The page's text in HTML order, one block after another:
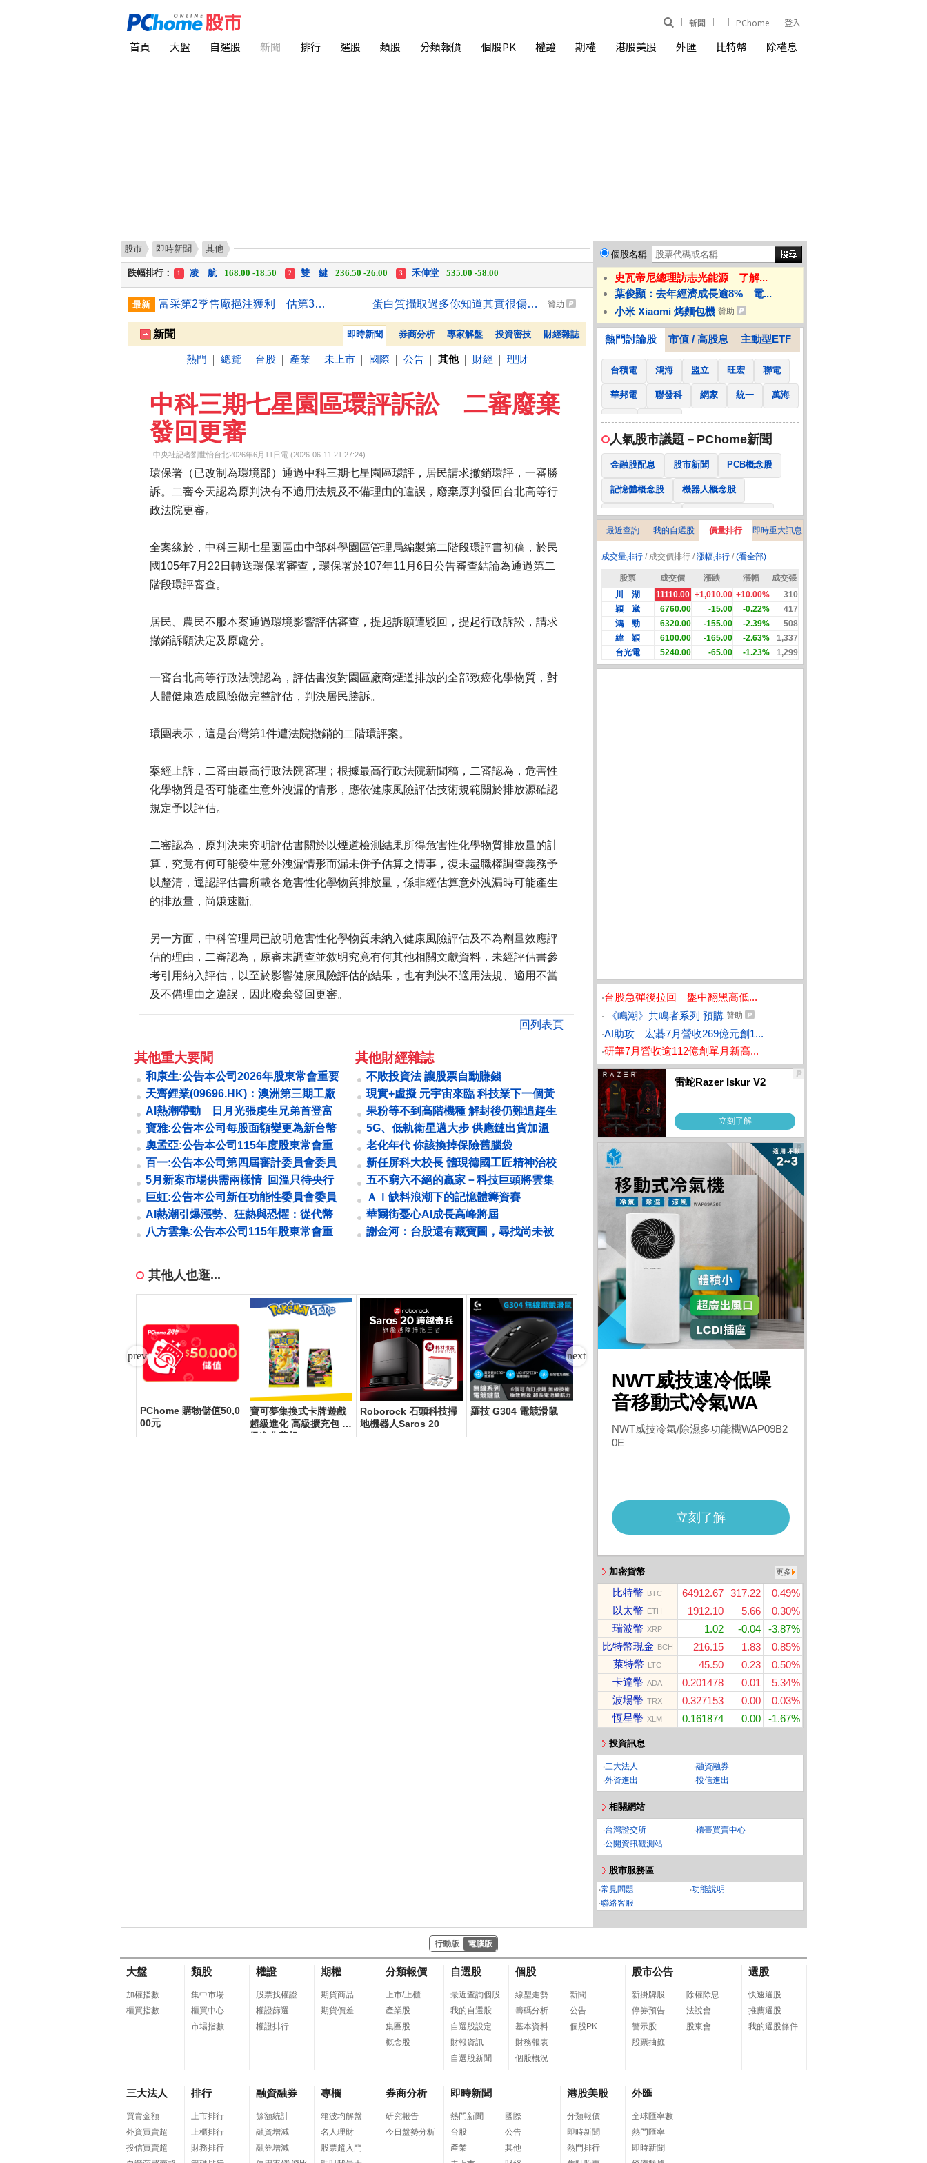
新聞 PChome 登入
首頁 大盤 自選股 新聞 排行 選股 類股 分類報價 個股PK 權證 期權 港股美股 外匯 比特幣 除權息
股市 即時新聞 其他
漲幅排行： 1 川 湖11,110.00 +1,010.00 中化生35.75 +3.25 柏 騰28.15 +2.55
跌幅排行：
1 凌 航 168.00 -18.50 2 雙 鍵 236.50 -26.00 3 禾伸堂
535.00 -58.00
跌停排行：
最新 富采第2季售廠挹注獲利 估第3季營收下滑 蛋白質攝取過多你知道其實很傷身嗎 贊助
熱門 京鼎啟動泰國二期投資計畫 斥資2.34億美元擴廠 蛋白質攝取過多你知道其實很傷身嗎
贊助
新聞 即時新聞 券商分析 專家解盤 投資密技 財經雜誌
熱門 總覽 台股 產業 未上市 國際 公告 其他 財經 理財
中科三期七星園區環評訴訟 二審廢棄
發回更審
中央社記者劉世怡台北2026年6月11日電 (2026-06-11 21:27:24)
環保署（已改制為環境部）通過中科三期七星園區環評，居民請求撤銷環評，一審勝
訴。二審今天認為原判決有不適用法規及不備理由的違誤，廢棄原判發回台北高等行
政法院更審。
全案緣於，中科三期七星園區由中部科學園區管理局編製第二階段環評書初稿，於民
國105年7月22日轉送環保署審查，環保署於107年11月6日公告審查結論為通過第二
階段環評審查。
居民、農民不服本案通過環境影響評估審查，提起訴願遭駁回，提起行政訴訟，請求
撤銷訴願決定及原處分。
一審台北高等行政法院認為，評估書沒對園區廠商煙道排放的全部致癌化學物質，對
人體健康造成風險做完整評估，判決居民勝訴。
環團表示，這是台灣第1件遭法院撤銷的二階環評案。
案經上訴，二審由最高行政法院審理；根據最高行政法院新聞稿，二審認為，危害性
化學物質是否可能產生意外洩漏的情形，應依健康風險評估技術規範關於排放源確認
規定予以評估。
二審認為，原判決未究明評估書關於以煙道檢測結果所得危害性化學物質排放量的計
算，究竟有何可能發生意外洩漏情形而漏未併予估算之情事，復未盡職權調查義務予
以釐清，逕認評估書所載各危害性化學物質排放量，係非經估算意外洩漏時可能產生
的排放量，尚嫌速斷。
另一方面，中科管理局已說明危害性化學物質未納入健康風險評估及不為劑量效應評
估的理由，二審認為，原審未調查並敘明究竟有何其他相關文獻資料，未經評估書參
考引用納入評估，以至於影響健康風險評估的結果，也有判決不適用法規、適用不當
及不備理由之違誤，因此廢棄發回更審。
回列表頁
其他重大要聞
和康生:公告本公司2026年股東常會重要
決議事項
天齊鋰業(09696.HK)：澳洲第三期工廠
主要設備及生產線未受火情影響
AI熱潮帶動 日月光張虔生兄弟首登富
比世台灣首富
寶雅:公告本公司每股面額變更為新台幣
1元辦理變更登記完成
奧孟亞:公告本公司115年度股東常會重
要決議事項
百一:公告本公司第四屆審計委員會委員
異動
5月新案市場供需兩樣情 回溫只待央行
下周踢出臨門一腳
巨虹:公告本公司新任功能性委員會委員
AI熱潮引爆漲勢、狂熱與恐懼：從代幣
經濟到支付、蘋果新機皆受影響
八方雲集:公告本公司115年股東常會重
其他財經雜誌
不敗投資法 讓股票自動賺錢
現實+虛擬 元宇宙來臨 科技業下一個黃
金十年
果粉等不到高階機種 解封後仍難追趕生
產進度 鄭州封控52天 鴻海痛失銷售...
5G、低軌衛星邁大步 供應鏈出貨加溫
催動寬頻升級
老化年代 你該換掉保險舊腦袋
新任屏科大校長 體現德國工匠精神治校
張金龍 專注看不見的努力
五不窮六不絕的贏家－科技巨頭將雲集
台北、除權息行情即將開跑
ＡＩ缺料浪潮下的記憶體籌資賽
華爾街憂心AI成長高峰將屆
謝金河：台股還有藏寶圖，尋找尚未被
其他人也逛...
PChome 購物儲值50,0
00元
寶可夢集換式卡牌遊戲
超級進化 高級擴充包 超
級進化夢想ex
Roborock 石頭科技掃
地機器人Saros 20
羅技 G304 電競滑鼠
Samsung Galaxy S25
Panasonic國際牌 日製
旗艦掌上型五枚刃電鬍
刀 ES-PV3A
個股名稱
史瓦帝尼總理訪志光能源 了解...
葉俊顯：去年經濟成長逾8% 電...
小米 Xiaomi 烤麵包機 贊助
熱門討論股 市值 / 高股息 主動型ETF
台積電 鴻海 盟立 旺宏 聯電
華邦電 聯發科 網家 統一 萬海
南亞 國泰金
人氣股市議題－PChome新聞
金融股配息 股市新聞 PCB概念股
記憶體概念股 機器人概念股
低軌衛星概念股 CPO、BBU概念股
2025金融股配息 AI眼鏡概念股
降息概念股 儲能概念股 甲骨文概念股
股東會紀念品
最近查詢 我的自選股 價量排行 即時重大訊息
成交量排行/ 成交價排行 /漲幅排行/(看全部)
股票 成交價 漲跌 漲幅
成交張
川 湖
11110.00 +1,010.00 +10.00%
310
穎 崴
6760.00 -15.00 -0.22%
417
鴻 勁
6320.00 -155.00 -2.39%
508
緯 穎
6100.00 -165.00 -2.63%
1,337
台光電
5240.00 -65.00 -1.23% 1,299
‧台股急彈後拉回 盤中翻黑高低...
‧
《鳴潮》共鳴者系列 預購 贊助
‧AI助攻 宏碁7月營收269億元創1...
‧研華7月營收逾112億創單月新高...
更多
加密貨幣
比特幣 BTC 64912.67 317.22
0.49%
以太幣 ETH 1912.10 5.66
0.30%
瑞波幣 XRP 1.02 -0.04
-3.87%
比特幣現金 BCH 216.15 1.83
0.85%
萊特幣 LTC 45.50 0.23
0.50%
卡達幣 ADA 0.201478 0.01
5.34%
波場幣 TRX 0.327153 0.00
0.03%
恆星幣 XLM 0.161874 0.00 -1.67%
投資訊息
‧三大法人 ‧融資融券
‧外資進出 ‧投信進出
相關網站
‧台灣證交所 ‧櫃臺買賣中心
‧公開資訊觀測站
股市服務區
‧常見問題 ‧功能說明
‧聯絡客服
行動版 電腦版
大盤
加權指數
櫃買指數
類股
集中市場
櫃買中心
市場指數
權證
股票找權證
權證篩選
權證排行
期權
期貨商品
期貨價差
分類報價
上市/上櫃
產業股
集團股
概念股
自選股
最近查詢個股
我的自選股
自選股設定
財報資訊
自選股新聞
個股
線型走勢
籌碼分析
基本資料
財務報表
個股概況
新聞
公告
個股PK
股市公告
新掛牌股
停券預告
警示股
股票抽籤
除權除息
法說會
股東會
選股
快速選股
推薦選股
我的選股條件
三大法人
買賣金額
外資買賣超
投信買賣超
排行
上市排行
上櫃排行
財務排行
融資融券
餘額統計
融資增減
融券增減
專欄
箱波均解盤
名人理財
股票超入門
券商分析
研究報告
今日盤勢分析
即時新聞
熱門新聞
台股
產業
國際
公告
其他
港股美股
分類報價
即時新聞
熱門排行
外匯
全球匯率數
熱門匯率
即時新聞